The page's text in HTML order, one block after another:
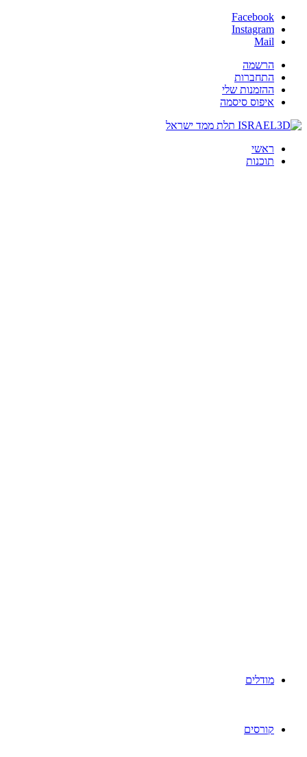
Facebook
Instagram
Mail
הרשמה
התחברות
ההזמנות שלי
איפוס סיסמה
ראשי
תוכנות
מודלים
קורסים